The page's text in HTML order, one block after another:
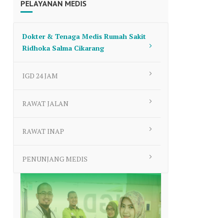
decrease
PELAYANAN MEDIS
Dokter & Tenaga Medis Rumah Sakit
Ridhoka Salma Cikarang
IGD 24 JAM
RAWAT JALAN
RAWAT INAP
PENUNJANG MEDIS